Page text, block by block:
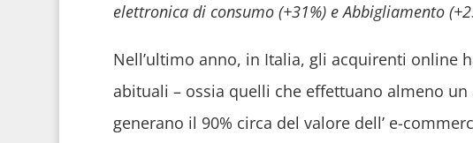
elettronica di consumo (+31%) e Abbigliamento
Nell’ultimo anno, in Italia, gli acquirenti online
abituali – ossia quelli che effettuano almeno
generano il 90% circa del valore dell’ e-